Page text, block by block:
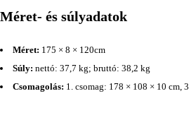
Méret- és súlyadatok
Méret: 175 × 8 × 120cm
Súly: nettó: 37,7 kg; bruttó: 38,2 kg
Csomagolás: 1. csomag: 178 × 108 × 10 cm,